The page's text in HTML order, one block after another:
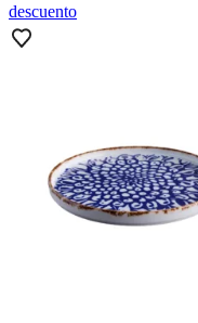
descuento